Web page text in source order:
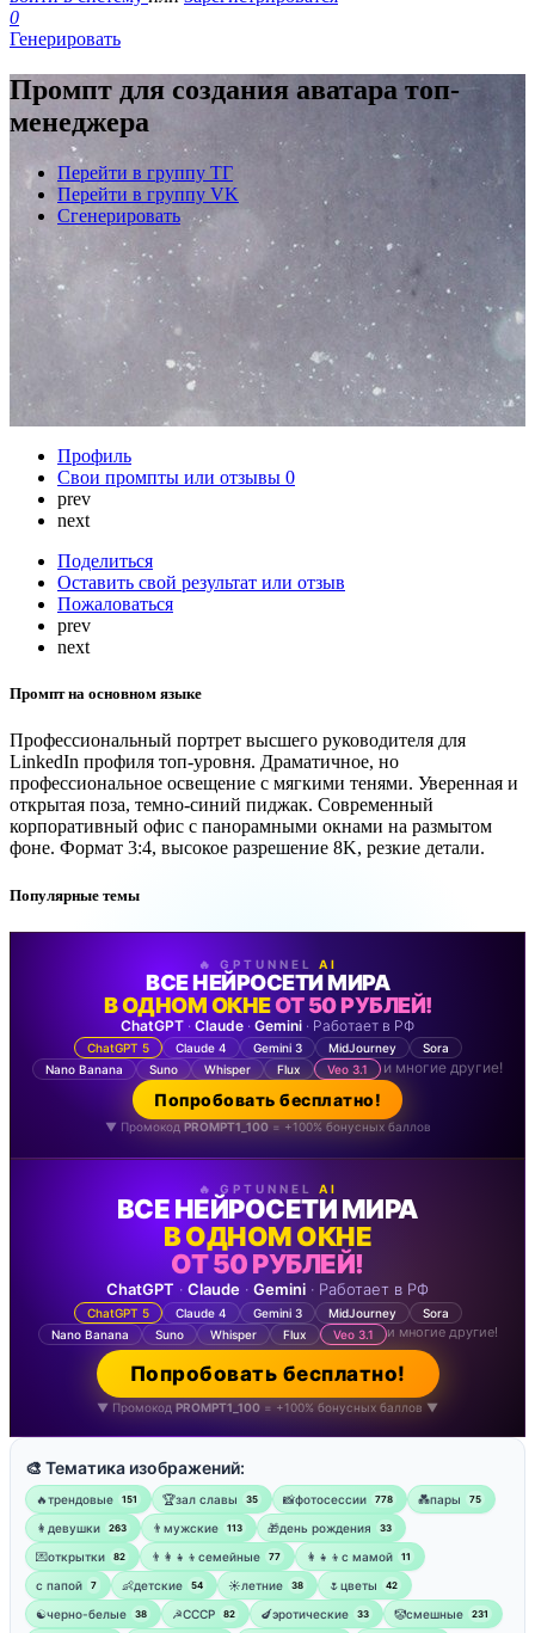
0
Генерировать
Промпт для создания аватара топ-
менеджера
Перейти в группу ТГ
Перейти в группу VK
Сгенерировать
Профиль
Свои промпты или отзывы 0
prev
next
Поделиться
Оставить свой результат или отзыв
Пожаловаться
prev
next
Промпт на основном языке
Профессиональный портрет высшего руководителя для
LinkedIn профиля топ-уровня. Драматичное, но
профессиональное освещение с мягкими тенями. Уверенная и
открытая поза, темно-синий пиджак. Современный
корпоративный офис с панорамными окнами на размытом
фоне. Формат 3:4, высокое разрешение 8K, резкие детали.
Популярные темы
🔥 GPTUNNEL AI
ВСЕ НЕЙРОСЕТИ МИРА
В ОДНОМ ОКНЕОТ 50 РУБЛЕЙ!
ChatGPT · Claude · Gemini · Работает в РФ
ChatGPT 5 Claude 4 Gemini 3 MidJourney
Sora
Nano Banana
Suno Whisper Flux Veo 3.1 и многие другие!
Попробовать бесплатно!
▼ Промокод PROMPT1_100= +100% бонусных баллов
🔥 GPTUNNEL AI
ВСЕ НЕЙРОСЕТИ МИРА
В ОДНОМ ОКНЕ
ОТ 50 РУБЛЕЙ!
ChatGPT · Claude · Gemini · Работает в РФ
ChatGPT 5 Claude 4 Gemini 3 MidJourney
Sora
Nano Banana
Suno Whisper Flux Veo 3.1 и многие другие!
Попробовать бесплатно!
▼ Промокод PROMPT1_100 = +100% бонусных баллов ▼
🎨 Тематика изображений:
🔥трендовые 151 🏆зал славы 35 📸фотосессии 778 💑пары 75
👩девушки 263 👨мужские 113 🎁день рождения 33
💌открытки 82 👨‍👩‍👧‍👦семейные 77 👩‍👧‍👦с мамой 11
‍с папой 7 👶детские 54 ☀️летние 38 🌷цветы 42
☯︎черно-белые 38 ☭СССР 82 🍆эротические 33 🤡смешные 231